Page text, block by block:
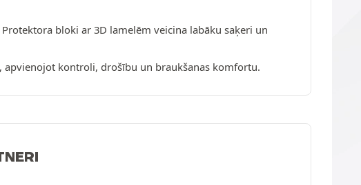
bloki ar 3D lamelēm veicina labāku saķeri un
apvienojot kontroli, drošību un braukšanas komfortu.